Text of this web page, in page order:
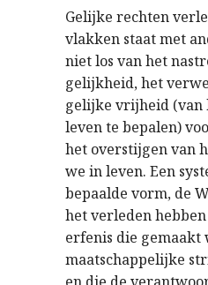
Gelijke rechten
vlakken staat met
niet los van het
gelijkheid, het
gelijke vrijheid (van
leven te bepalen)
het overstijgen van
we in leven. Een
bepaalde vorm, de
het verleden
erfenis die gemaakt
maatschappelijke